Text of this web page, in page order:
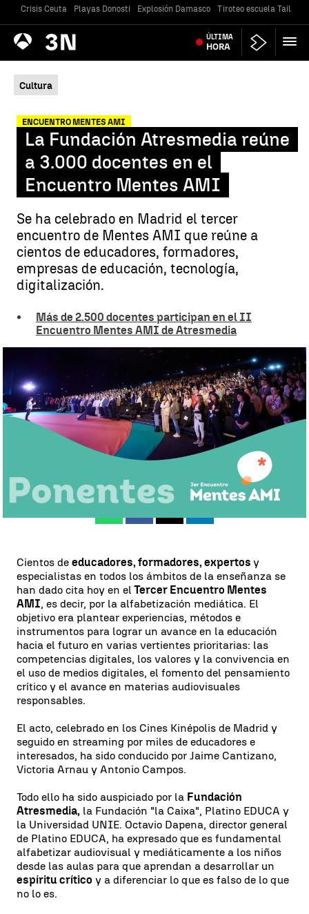
Crisis Ceuta Playas Donosti Explosión Damasco Tiroteo escuela
Antena
3 Noticias ÚLTIMA
HORA
Cultura
ENCUENTRO MENTES AMI
La Fundación Atresmedia reúne
a 3.000 docentes en el
Encuentro Mentes AMI
Se ha celebrado en Madrid el tercer
encuentro de Mentes AMI que reúne a
cientos de educadores, formadores,
empresas de educación, tecnología,
digitalización.
Más de 2.500 docentes participan en el II
Encuentro Mentes AMI de Atresmedia
Tercer Encuentro Mentes AMI: aulas digitalizadas pero con espíritu
crítico |Atresmedia
Publicado:
19 de octubre de 2024, 18:46
WhatsappFacebook
X Linkedin
Cientos de educadores, formadores, expertos y
especialistas en todos los ámbitos de la enseñanza se
han dado cita hoy en el Tercer Encuentro Mentes
AMI, es decir, por la alfabetización mediática. El
objetivo era plantear experiencias, métodos e
instrumentos para lograr un avance en la educación
hacia el futuro en varias vertientes prioritarias: las
competencias digitales, los valores y la convivencia en
el uso de medios digitales, el fomento del pensamiento
crítico y el avance en materias audiovisuales
responsables.
El acto, celebrado en los Cines Kinépolis de Madrid y
seguido en streaming por miles de educadores e
interesados, ha sido conducido por Jaime Cantizano,
Victoria Arnau y Antonio Campos.
Todo ello ha sido auspiciado por la Fundación
Atresmedia, la Fundación "la Caixa", Platino EDUCA y
la Universidad UNIE. Octavio Dapena, director general
de Platino EDUCA, ha expresado que es fundamental
alfabetizar audiovisual y mediáticamente a los niños
desde las aulas para que aprendan a desarrollar un
espíritu crítico y a diferenciar lo que es falso de lo que
no lo es.